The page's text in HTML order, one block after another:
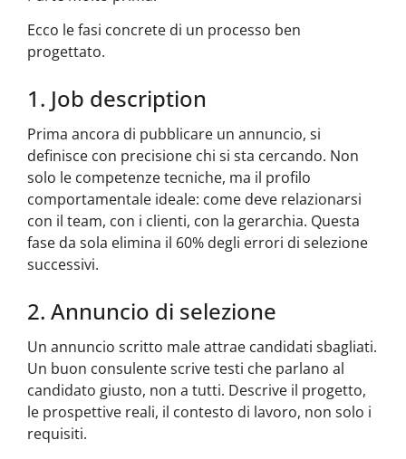
Ecco le fasi concrete di un processo ben
progettato.
1. Job description
Prima ancora di pubblicare un annuncio, si
definisce con precisione chi si sta cercando. Non
solo le competenze tecniche, ma il profilo
comportamentale ideale: come deve relazionarsi
con il team, con i clienti, con la gerarchia. Questa
fase da sola elimina il 60% degli errori di selezione
successivi.
2. Annuncio di selezione
Un annuncio scritto male attrae candidati sbagliati.
Un buon consulente scrive testi che parlano al
candidato giusto, non a tutti. Descrive il progetto,
le prospettive reali, il contesto di lavoro, non solo i
requisiti.